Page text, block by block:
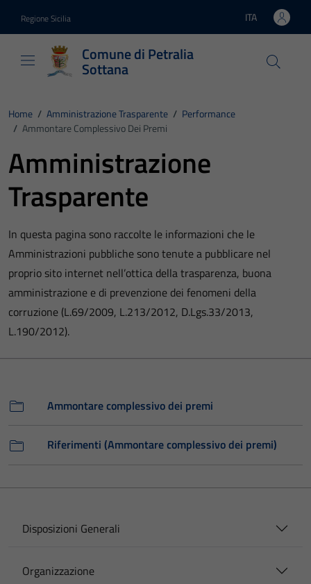
Regione Sicilia Lingua attiva:
ITA
Comune di Petralia
Sottana
Home / Amministrazione Trasparente / Performance
/ Ammontare Complessivo Dei Premi
Amministrazione
Trasparente
In questa pagina sono raccolte le informazioni che le
Amministrazioni pubbliche sono tenute a pubblicare nel
proprio sito internet nell’ottica della trasparenza, buona
amministrazione e di prevenzione dei fenomeni della
corruzione (L.69/2009, L.213/2012, D.Lgs.33/2013,
L.190/2012).
Ammontare complessivo dei premi
Riferimenti (Ammontare complessivo dei premi)
Disposizioni Generali
Organizzazione